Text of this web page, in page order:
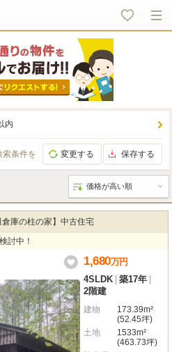
内
索条件を 変更する 保存する
庫の柱の家】中古住宅
討中！
1,680万円
4SLDK 築17年
2階建
建物
173.39m²
(52.45坪)
土地
1533m²
(463.73坪)